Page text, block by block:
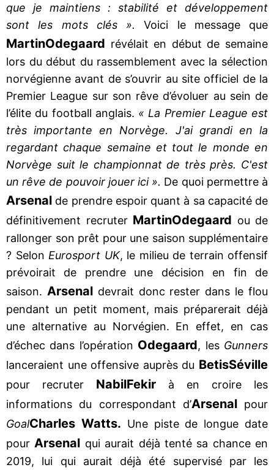
que je maintiens : stabilité et développement
sont les mots clés ». Voici le message que
MartinOdegaard révélait en début de semaine
lors du début du rassemblement avec la sélection
norvégienne avant de s’ouvrir au site officiel de la
Premier League sur son rêve d’évoluer au sein de
l’élite du football anglais. « La Premier League est
très importante en Norvège. J'ai grandi en la
regardant chaque semaine et tout le monde en
Norvège suit le championnat de très près. C'est
un rêve de pouvoir jouer ici ». De quoi permettre à
Arsenal de prendre espoir quant à sa capacité de
définitivement recruter MartinOdegaard ou de
rallonger son prêt pour une saison supplémentaire
? Selon Eurosport UK, le milieu de terrain offensif
prévoirait de prendre une décision en fin de
saison. Arsenaldevrait donc rester dans le flou
pendant un petit moment, mais préparerait déjà
une alternative au Norvégien. En effet, en cas
d’échec dans l’opération Odegaard, les Gunners
lanceraient une offensive auprès du BetisSéville
pour recruter NabilFekir à en croire les
informations du correspondant d’Arsenalpour
GoalCharles Watts. Une piste de longue date
pour Arsenal qui aurait déjà tenté sa chance en
2019, lui qui aurait déjà été supervisé par les